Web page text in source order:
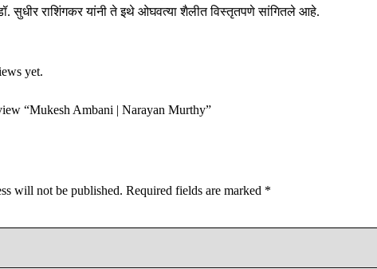
सुधीर राशिंगकर यांनी ते इथे ओघवत्या शैलीत विस्तृतपणे सांगितले आहे.
yet.
“Mukesh Ambani | Narayan Murthy”
will not be published. Required fields are marked *